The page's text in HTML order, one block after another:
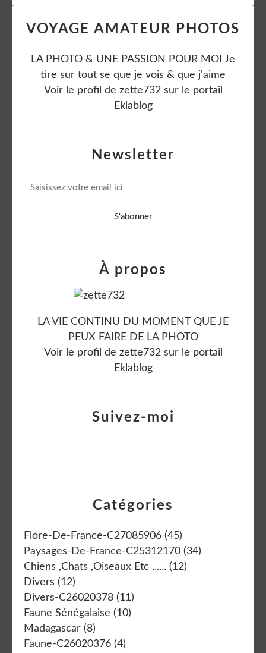
Newsletter
Catégories
Flore-De-France-C27085906 (45)
Paysages-De-France-C25312170 (34)
Chiens ,chats ,oiseaux Etc ...... (12)
Divers (12)
Divers-C26020378 (11)
Faune Sénégalaise (10)
Madagascar (8)
Faune-C26020376 (4)
VOYAGE AMATEUR PHOTOS
LA PHOTO & UNE PASSION POUR MOI Je
tire sur tout se que je vois & que j'aime
Voir le profil de zette732sur le portail
Eklablog
Suivez-moi
À propos
LA VIE CONTINU DU MOMENT QUE JE
PEUX FAIRE DE LA PHOTO
Voir le profil de zette732sur le portail
Eklablog